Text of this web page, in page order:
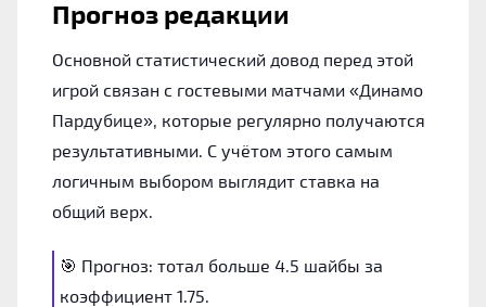
Прогноз редакции
Основной статистический довод перед этой
игрой связан с гостевыми матчами «Динамо
Пардубице», которые регулярно получаются
результативными. С учётом этого самым
логичным выбором выглядит ставка на
общий верх.
🎯 Прогноз: тотал больше 4.5 шайбы за
коэффициент 1.75.